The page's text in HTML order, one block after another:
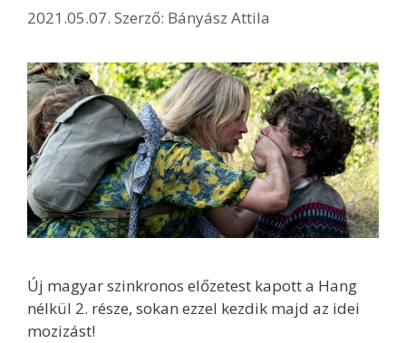
2021.05.07. Szerző: Bányász Attila
Új magyar szinkronos előzetest kapott a Hang
nélkül 2. része, sokan ezzel kezdik majd az idei
mozizást!